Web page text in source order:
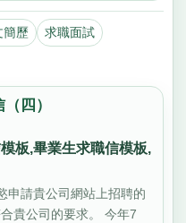
簡歷
求職面試
四）
板,畢業生求職信模板,
申請貴公司網站上招聘的
貴公司的要求。 今年7